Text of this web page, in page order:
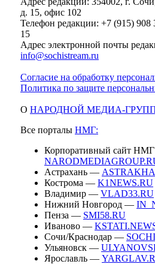
д. 15, офис 102
Телефон редакции: +7 (915) 908
15
Адрес электронной почты
info@sochistream.ru
Согласие на обработку
Политика по защите
О НАРОДНОЙ МЕДИА-
Все порталы НМГ:
Корпоративный сайт
Астрахань —
Кострома — K1NEWS.RU
Владимир — VLAD33.RU
Нижний Новгород —
Пенза — SMI58.RU
Иваново —
Сочи/Краснодар —
Ульяновск —
Ярославль —